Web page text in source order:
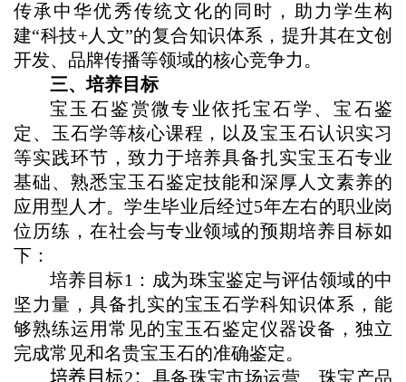
传承中华优秀传统文化的同时，助力学生构
建“科技+人文”的复合知识体系，提升其在文创
开发、品牌传播等领域的核心竞争力。
三、培养目标
宝玉石鉴赏微专业依托宝石学、宝石鉴
定、玉石学等核心课程，以及宝玉石认识实习
等实践环节，致力于培养具备扎实宝玉石专业
基础、熟悉宝玉石鉴定技能和深厚人文素养的
应用型人才。学生毕业后经过5年左右的职业岗
位历练，在社会与专业领域的预期培养目标如
下：
培养目标1：成为珠宝鉴定与评估领域的中
坚力量，具备扎实的宝玉石学科知识体系，能
够熟练运用常见的宝玉石鉴定仪器设备，独立
完成常见和名贵宝玉石的准确鉴定。
培养目标2： 具备珠宝市场运营、珠宝产品